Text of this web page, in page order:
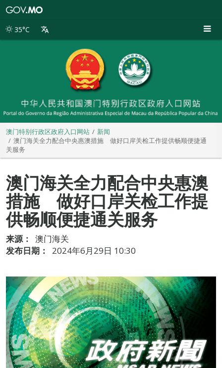
别
35°C
澳门特别行政区政府入口网站
新闻
澳门海关全力配合中央惠澳措施 做好口岸关检工作提供畅顺便捷通
关服务
澳门海关全力配合中央惠澳
措施 做好口岸关检工作提
供畅顺便捷通关服务
来源：
澳门海关
发布日期：
2024年6月29日 10:30